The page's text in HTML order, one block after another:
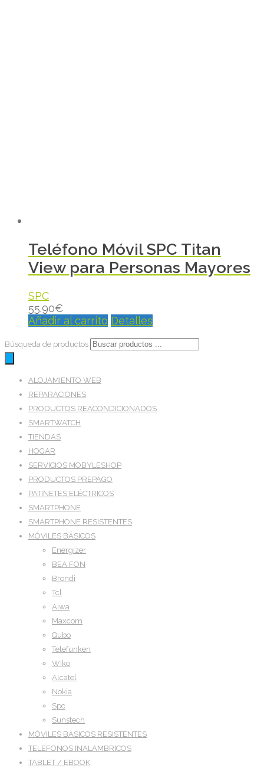
Teléfono Móvil SPC Titan
View para Personas Mayores
SPC
55.90€
Añadir al carrito Detalles
Búsqueda de productos
ALOJAMIENTO WEB
REPARACIONES
PRODUCTOS REACONDICIONADOS
SMARTWATCH
TIENDAS
HOGAR
SERVICIOS MOBYLESHOP
PRODUCTOS PREPAGO
PATINETES ELÉCTRICOS
SMARTPHONE
SMARTPHONE RESISTENTES
MÓVILES BÁSICOS
Energizer
BEA FON
Brondi
Tcl
Aiwa
Maxcom
Qubo
Telefunken
Wiko
Alcatel
Nokia
Spc
Sunstech
MÓVILES BÁSICOS RESISTENTES
TELEFONOS INALAMBRICOS
TABLET / EBOOK